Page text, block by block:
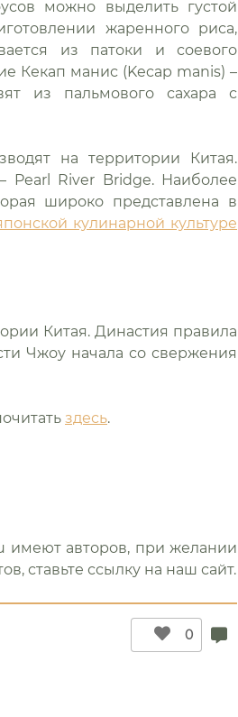
можно выделить густой
жаренного риса,
из патоки и соевого
Кекап манис (Kecap manis) –
из пальмового сахара с
на территории Китая.
Pearl River Bridge. Наиболее
широко представлена в
кулинарной культуре
Китая. Династия правила
Чжоу начала со свержения
здесь.
имеют авторов, при желании
ставьте ссылку на наш сайт.
0